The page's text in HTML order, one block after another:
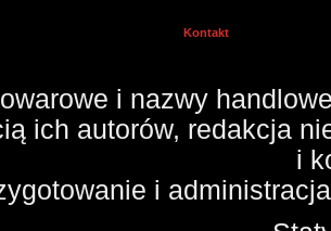
Kontakt
i nazwy
ich autorów, redakcja
i
i